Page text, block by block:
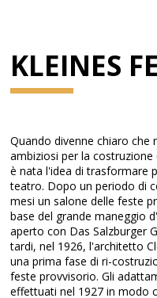
KLEINES
​​Quando divenne chiaro che
ambiziosi per la
è nata l'idea di trasformare
teatro. Dopo un periodo di
mesi un salone delle feste
base del grande maneggio
aperto con Das Salzburger
tardi, nel 1926, l'architetto
una prima fase di ri-
feste provvisorio. Gli
effettuati nel 1927 in modo